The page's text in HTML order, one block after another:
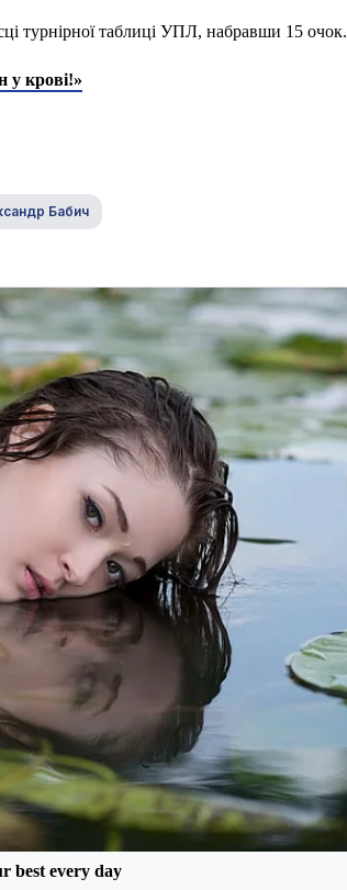
турнірної таблиці УПЛ, набравши 15 очок.
у крові!»
Бабич